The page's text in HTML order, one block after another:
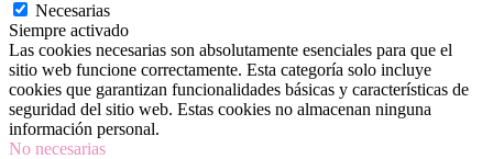
Necesarias
Siempre activado
Las cookies necesarias son absolutamente esenciales para que el
sitio web funcione correctamente. Esta categoría solo incluye
cookies que garantizan funcionalidades básicas y características de
seguridad del sitio web. Estas cookies no almacenan ninguna
información personal.
No necesarias